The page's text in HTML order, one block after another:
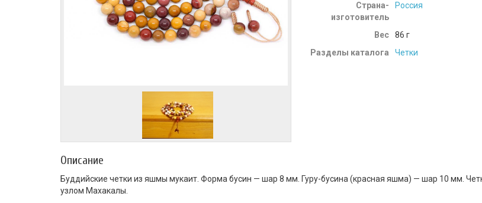
Страна-
изготовитель
Россия
Вес 86 г
Разделы каталога
Четки
Описание
Буддийские четки из яшмы мукаит. Форма бусин — шар 8 мм. Гуру-бусина (красная яшма) — шар 10 мм.
узлом Махакалы.